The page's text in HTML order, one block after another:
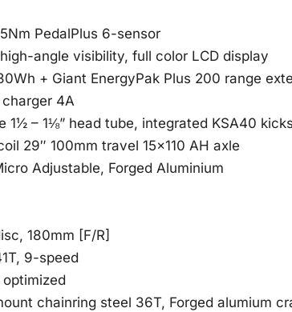
PedalPlus 6-sensor
angle visibility, full color LCD display
+ Giant EnergyPak Plus 200 range
4A
1½ – 1⅛” head tube, integrated KSA40
29″ 100mm travel 15×110 AH axle
Adjustable, Forged Aluminium
180mm [F/R]
9-speed
chainring steel 36T, Forged alumium